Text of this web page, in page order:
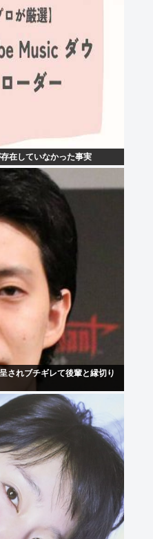
在していなかった事実
されブチギレて後輩と縁切り